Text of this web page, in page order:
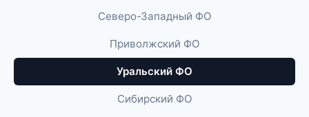
Северо-Западный ФО
Приволжский ФО
Уральский ФО
Сибирский ФО